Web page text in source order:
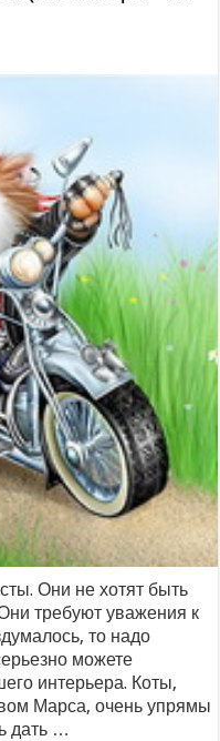
Они не хотят быть
требуют уважения к
то надо
можете
интерьера. Коты,
Марса, очень упрямы
дать …